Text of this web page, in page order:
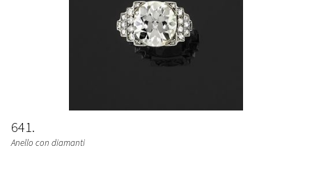
641
Anello con diamanti